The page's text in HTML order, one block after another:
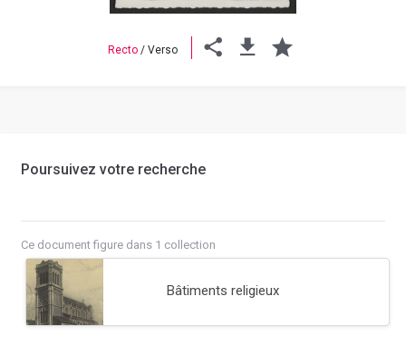
Recto / Verso
Poursuivez votre recherche
Ce document figure dans 1 collection
Bâtiments religieux